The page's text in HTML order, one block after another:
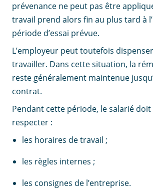
prévenance ne peut pas être
travail prend alors fin au plus tard à
période d’essai prévue.
L’employeur peut toutefois
travailler. Dans cette situation, la
reste généralement maintenue
contrat.
Pendant cette période, le salarié
respecter :
les horaires de travail ;
les règles internes ;
les consignes de l’entreprise.